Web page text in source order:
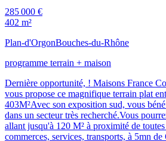
285 000 €
402 m²
Plan-d'OrgonBouches-du-Rhône
programme terrain + maison
Dernière opportunité, ! Maisons France
vous propose ce magnifique terrain plat
403M²Avec son exposition sud, vous
dans un secteur très recherché.Vous
allant jusqu'à 120 M² à proximité de
commerces, services, transports, à 5mn